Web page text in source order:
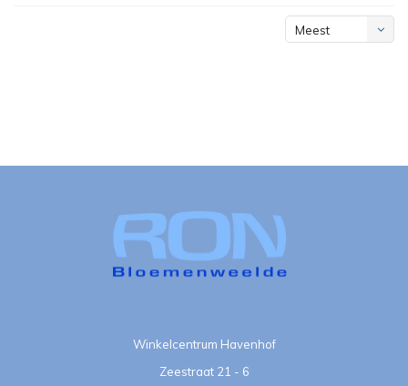
Meest
Winkelcentrum Havenhof
Zeestraat 21 - 6